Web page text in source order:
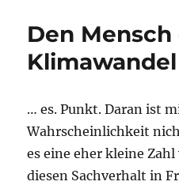
Den
… es. Punkt. Daran ist
Wahrscheinlichkeit
es eine eher kleine
diesen Sachverhalt in